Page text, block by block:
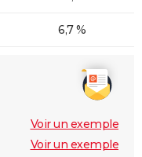
6,7 %
Voir un exemple
Voir un exemple